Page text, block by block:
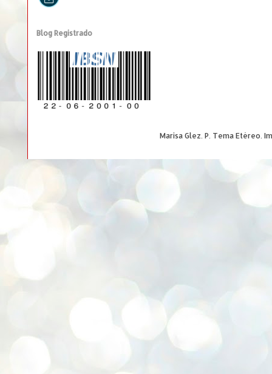
Blog Registrado
Marisa Glez. P. Tema Etéreo.